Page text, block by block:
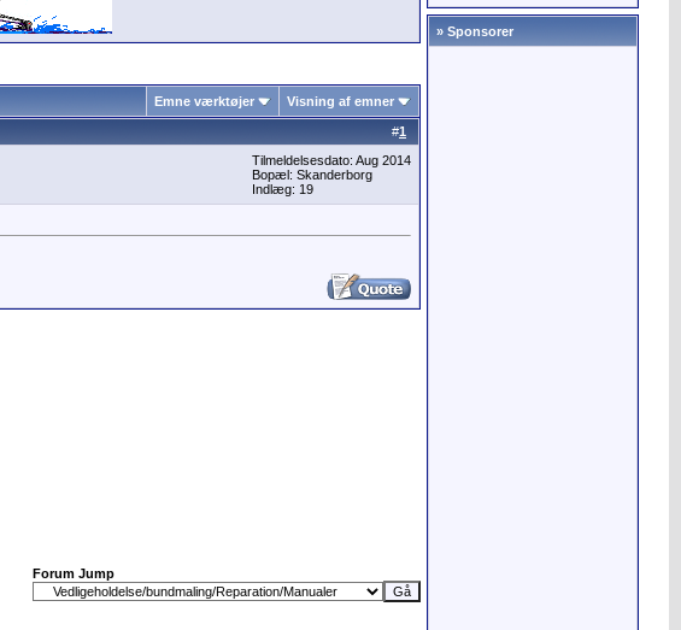
Emne værktøjer Visning af emner
#1
Tilmeldelsesdato: Aug 2014
Bopæl: Skanderborg
Indlæg: 19
Forum Jump
» Sponsorer